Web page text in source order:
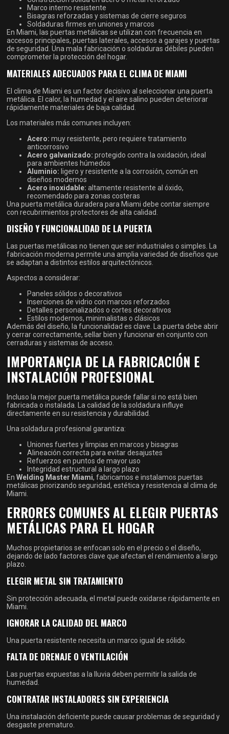
Marco interno resistente
Bisagras reforzadas y sistemas de cierre seguros
Soldaduras firmes en uniones y marcos
En Miami, las puertas metálicas se utilizan con frecuencia en
accesos principales, puertas laterales, accesos a garajes y puertas
de seguridad. Una mala fabricación o soldaduras débiles pueden
comprometer la protección del hogar.
MATERIALES ADECUADOS PARA EL CLIMA DE MIAMI
El clima de Miami es un factor decisivo al seleccionar una puerta
metálica. El calor, la humedad y el aire salino pueden deteriorar
rápidamente materiales de baja calidad.
Los materiales más comunes incluyen:
Acero: muy resistente, pero requiere tratamiento
anticorrosivo
Acero galvanizado: protegido contra la oxidación, ideal
para ambientes húmedos
Aluminio: ligero y resistente a la corrosión, común en
diseños modernos
Acero inoxidable: altamente resistente al óxido,
recomendado para zonas costeras
Una puerta metálica duradera para Miami debe contar siempre
con recubrimientos protectores de alta calidad.
DISEÑO Y FUNCIONALIDAD DE LA PUERTA
Las puertas metálicas no tienen que ser industriales o simples. La
fabricación moderna permite una amplia variedad de diseños que
se adaptan a distintos estilos arquitectónicos.
Aspectos a considerar:
Paneles sólidos o decorativos
Inserciones de vidrio con marcos reforzados
Detalles personalizados o cortes decorativos
Estilos modernos, minimalistas o clásicos
Además del diseño, la funcionalidad es clave. La puerta debe abrir
y cerrar correctamente, sellar bien y funcionar en conjunto con
cerraduras y sistemas de acceso.
IMPORTANCIA DE LA FABRICACIÓN E
INSTALACIÓN PROFESIONAL
Incluso la mejor puerta metálica puede fallar si no está bien
fabricada o instalada. La calidad de la soldadura influye
directamente en su resistencia y durabilidad.
Una soldadura profesional garantiza:
Uniones fuertes y limpias en marcos y bisagras
Alineación correcta para evitar desajustes
Refuerzos en puntos de mayor uso
Integridad estructural a largo plazo
EnWelding Master Miami, fabricamos e instalamos puertas
metálicas priorizando seguridad, estética y resistencia al clima de
Miami.
ERRORES COMUNES AL ELEGIR PUERTAS
METÁLICAS PARA EL HOGAR
Muchos propietarios se enfocan solo en el precio o el diseño,
dejando de lado factores clave que afectan el rendimiento a largo
plazo.
ELEGIR METAL SIN TRATAMIENTO
Sin protección adecuada, el metal puede oxidarse rápidamente en
Miami.
IGNORAR LA CALIDAD DEL MARCO
Una puerta resistente necesita un marco igual de sólido.
FALTA DE DRENAJE O VENTILACIÓN
Las puertas expuestas a la lluvia deben permitir la salida de
humedad.
CONTRATAR INSTALADORES SIN EXPERIENCIA
Una instalación deficiente puede causar problemas de seguridad y
desgaste prematuro.